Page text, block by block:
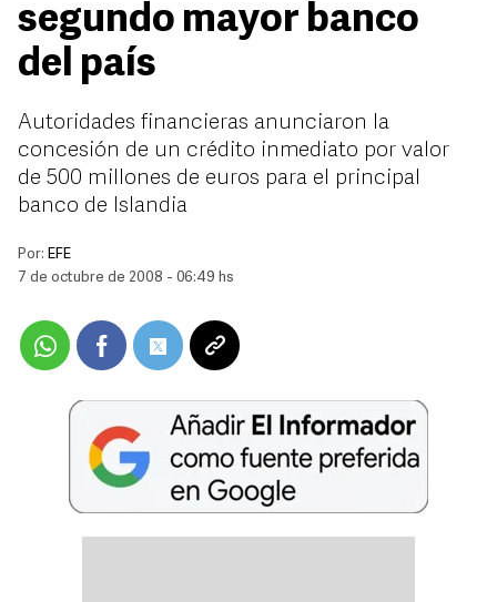
segundo mayor banco
del país
Autoridades financieras anunciaron la
concesión de un crédito inmediato por valor
de 500 millones de euros para el principal
banco de Islandia
Por: EFE
7 de octubre de 2008 - 06:49 hs